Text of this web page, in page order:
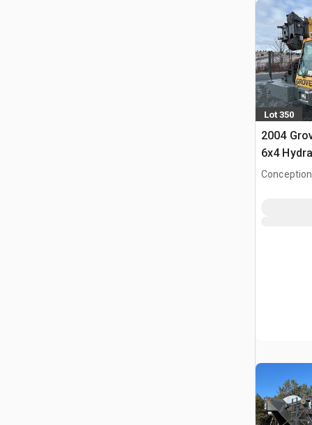
Lot 350
2004
6x4